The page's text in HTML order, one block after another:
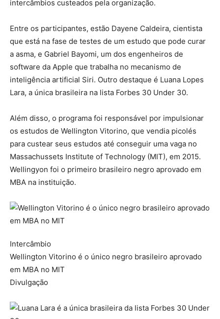
intercâmbios custeados pela organização.
Entre os participantes, estão Dayene Caldeira, cientista
que está na fase de testes de um estudo que pode curar
a asma, e Gabriel Bayomi, um dos engenheiros de
software da Apple que trabalha no mecanismo de
inteligência artificial Siri. Outro destaque é Luana Lopes
Lara, a única brasileira na lista Forbes 30 Under 30.
Além disso, o programa foi responsável por impulsionar
os estudos de Wellington Vitorino, que vendia picolés
para custear seus estudos até conseguir uma vaga no
Massachussets Institute of Technology (MIT), em 2015.
Wellingyon foi o primeiro brasileiro negro aprovado em
MBA na instituição.
Intercâmbio
Wellington Vitorino é o único negro brasileiro aprovado
em MBA no MIT
Divulgação